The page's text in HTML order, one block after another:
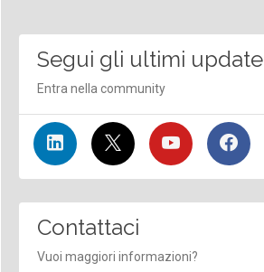
Segui gli ultimi update
Entra nella community
Contattaci
Vuoi maggiori informazioni?